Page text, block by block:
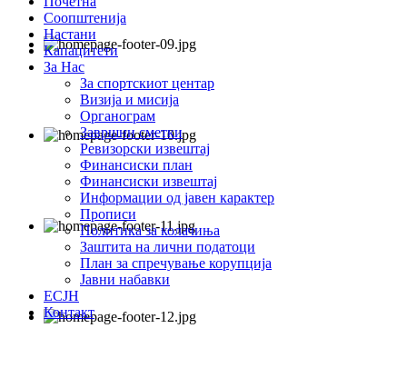
Соопштенија
Настани
Капацитети
За Нас
За спортскиот центар
Визија и мисија
Органограм
Завршни сметки
Ревизорски извештај
Финансиски план
Финансиски извештај
Информации од јавен карактер
Прописи
Политика за колачиња
Заштита на лични податоци
План за спречување корупција
Јавни набавки
ЕСЈН
Контакт